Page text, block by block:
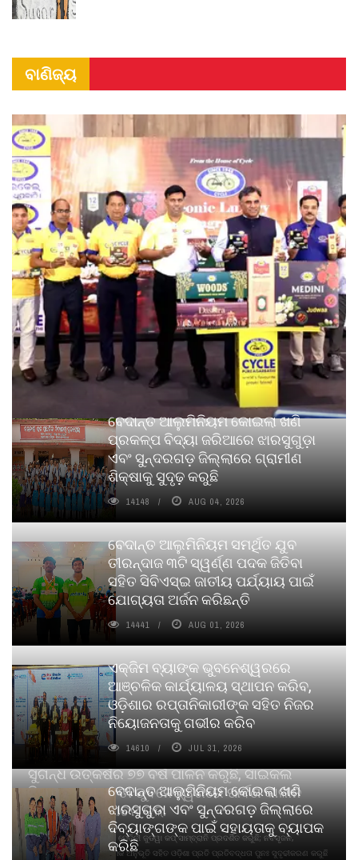
ବାଣିଜ୍ୟ
ସୁଗନ୍ଧ ଉତ୍କର୍ଷର ୭୭ ବର୍ଷ ପାଳନ କରୁଛି, ସାଇକଲ
ପିୟୋର୍‌ ଅଗରବତୀ ଭୁବନେଶ୍ୱରରେ ପାର୍ବଣ କାଳୀନ
ନବସୃଜନ ଉନ୍ମୋଚନ କଲା
ବାଉଁଶ ବିହୀନ କଠିନ ଧୂପ ଏବଂ ମେଦିନୀ ଜୁଡୱା କପ୍‌ ସାମ୍ବ୍ରାନି ପ୍ରଦର୍ଶିତ କରୁଛି; ନବସୃଜନ,
ଦୀର୍ଘସ୍ଥାୟିତା ଏବଂ ଆଧ୍ୟାତ୍ମିକ ଅନୁଭୂତି ସହିତ ଓଡ଼ିଶା ପ୍ରତି ପ୍ରତିବଦ୍ଧତା ପୁନଃ ସୁଦୃଢୀକରଣ କରୁଛି
ବେଦାନ୍ତ ଆଲୁମିନିୟମ କୋଇଲା ଖଣି
ପ୍ରକଳ୍ପ ବିଦ୍ୟା ଜରିଆରେ ଝାରସୁଗୁଡ଼ା
ଏବଂ ସୁନ୍ଦରଗଡ଼ ଜିଲ୍ଲାରେ ଗ୍ରାମୀଣ
ଶିକ୍ଷାକୁ ସୁଦୃଢ଼ କରୁଛି
14148 AUG 04, 2026
ବେଦାନ୍ତ ଆଲୁମିନିୟମ ସମର୍ଥିତ ଯୁବ
ତୀରନ୍ଦାଜ ୩ଟି ସ୍ୱର୍ଣ୍ଣ ପଦକ ଜିତିବା
ସହିତ ସିବିଏସ୍ଇ ଜାତୀୟ ପର୍ଯ୍ୟାୟ ପାଇଁ
ଯୋଗ୍ୟତା ଅର୍ଜନ କରିଛନ୍ତି
14441 AUG 01, 2026
ଏକ୍ଜିମ ବ୍ୟାଙ୍କ ଭୁବନେଶ୍ୱରରେ
ଆଞ୍ଚଳିକ କାର୍ଯ୍ୟାଳୟ ସ୍ଥାପନ କରିବ,
ଓଡ଼ିଶାର ରପ୍ତାନିକାରୀଙ୍କ ସହିତ ନିଜର
ନିୟୋଜନତାକୁ ଗଭୀର କରିବ
14610 JUL 31, 2026
ବେଦାନ୍ତ ଆଲୁମିନିୟମ କୋଇଲା ଖଣି
ଝାରସୁଗୁଡା ଏବଂ ସୁନ୍ଦରଗଡ଼ ଜିଲ୍ଲାରେ
ଦିବ୍ୟାଙ୍ଗଙ୍କ ପାଇଁ ସହାୟତାକୁ ବ୍ୟାପକ
କରିଛି